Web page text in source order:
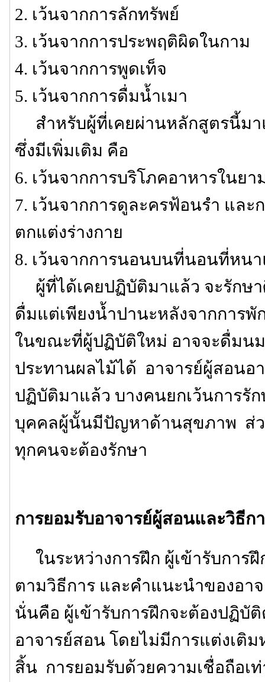
2. เว้นจากการลักทรัพย์
3. เว้นจากการประพฤติผิดในกาม
4. เว้นจากการพูดเท็จ
5. เว้นจากการดื่มน้ำเมา
สำหรับผู้ที่เคยผ่านหลักสูตรนี้มา
ซึ่งมีเพิ่มเติม คือ
6. เว้นจากการบริโภคอาหารในยา
7. เว้นจากการดูละครฟ้อนรำ และ
ตกแต่งร่างกาย
8. เว้นจากการนอนบนที่นอนที่หน
ผู้ที่ได้เคยปฏิบัติมาแล้ว จะรักษา
ดื่มแต่เพียงน้ำปานะหลังจากการพั
ในขณะที่ผู้ปฏิบัติใหม่ อาจจะดื่มน
ประทานผลไม้ได้ อาจารย์ผู้สอนอ
ปฏิบัติมาแล้ว บางคนยกเว้นการรั
บุคคลผู้นั้นมีปัญหาด้านสุขภาพ ส่ว
ทุกคนจะต้องรักษา
การยอมรับอาจารย์ผู้สอนและวิธีก
ในระหว่างการฝึก ผู้เข้ารับการ
ตามวิธีการ และคำแนะนำของอา
นั่นคือ ผู้เข้ารับการฝึกจะต้องปฏิบั
อาจารย์สอน โดยไม่มีการแต่งเติ
สิ้น การยอมรับด้วยความเชื่อถือเ